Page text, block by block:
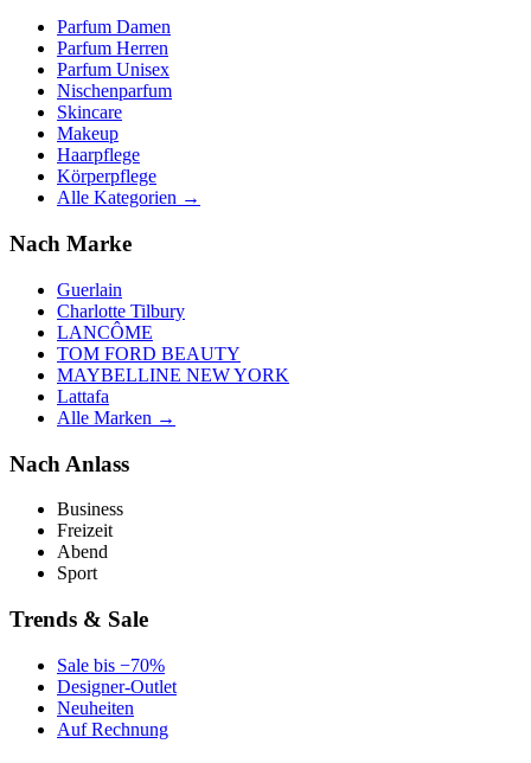
Parfum Damen
Parfum Herren
Parfum Unisex
Nischenparfum
Skincare
Makeup
Haarpflege
Körperpflege
Alle Kategorien →
Nach Marke
Guerlain
Charlotte Tilbury
LANCÔME
TOM FORD BEAUTY
MAYBELLINE NEW YORK
Lattafa
Alle Marken →
Nach Anlass
Business
Freizeit
Abend
Sport
Trends & Sale
Sale bis −70%
Designer-Outlet
Neuheiten
Auf Rechnung